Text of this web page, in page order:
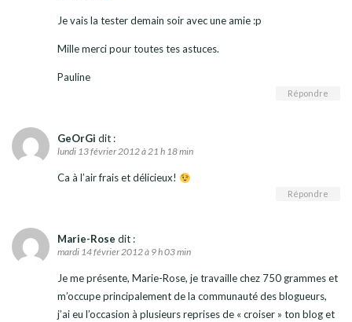
Je vais la tester demain soir avec une amie :p
Mille merci pour toutes tes astuces.
Pauline
Répondre
GeOrGi dit :
lundi 13 février 2012 à 21 h 18 min
Ca à l’air frais et délicieux!
Répondre
Marie-Rose dit :
mardi 14 février 2012 à 9 h 03 min
Je me présente, Marie-Rose, je travaille chez 750 grammes et
m’occupe principalement de la communauté des blogueurs,
j’ai eu l’occasion à plusieurs reprises de « croiser » ton blog et